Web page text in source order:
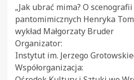
„Jak ubrać mima? O
pantomimicznych Henryka
wykład Małgorzaty Bruder
Organizator:
Instytut im. Jerzego
Współorganizacja: